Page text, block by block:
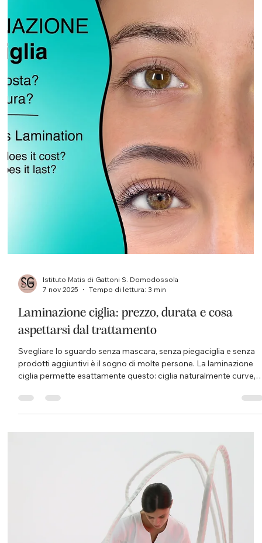
bianco e nero. Nascono così bag dal design pulito e ricercato,
perfette per valorizzare l’esperienza d
Istituto Matis di Gattoni S. Domodossola
Il contorno occhi è una delle prime zone del viso a mostrare
segni di stanchezza: gonfiore, borse e occhiaie possono dare
allo sguardo un aspetto appesantito, anche quando ci sentiamo
in forma. Tra le soluzioni non invasive più efficaci oggi disponibili
troviamo la pressoterapia oculare , un trattamento che migliora
visibilmente l’aspetto della zona perioculare stimolando la
microcircolazione e favorendo il drenaggio dei liquidi in